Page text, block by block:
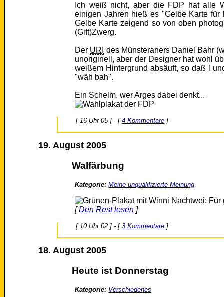
Ich weiß nicht, aber die FDP hat alle
einigen Jahren hieß es "Gelbe Karte für
Gelbe Karte zeigend so von oben
(Gift)Zwerg.
Der URI des Münsteraners Daniel Bahr
unoriginell, aber der Designer hat wohl
weißem Hintergrund absäuft, so daß l
"wäh bah".
Ein Schelm, wer Arges dabei denkt...
[ 16 Uhr 05 ] - [4 Kommentare ]
19. August 2005
Walfärbung
Kategorie: Meine unqualifizierte Meinung
[Den Rest lesen ]
[ 10 Uhr 02 ] - [3 Kommentare ]
18. August 2005
Heute ist Donnerstag
Kategorie: Verschiedenes